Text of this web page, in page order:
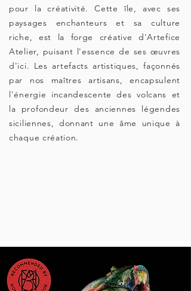
pour la créativité. Cette île, avec ses
paysages enchanteurs et sa culture
riche, est la forge créative d'Artefice
Atelier, puisant l'essence de ses œuvres
d'ici. Les artefacts artistiques, façonnés
par nos maîtres artisans, encapsulent
l'énergie incandescente des volcans et
la profondeur des anciennes légendes
siciliennes, donnant une âme unique à
chaque création.